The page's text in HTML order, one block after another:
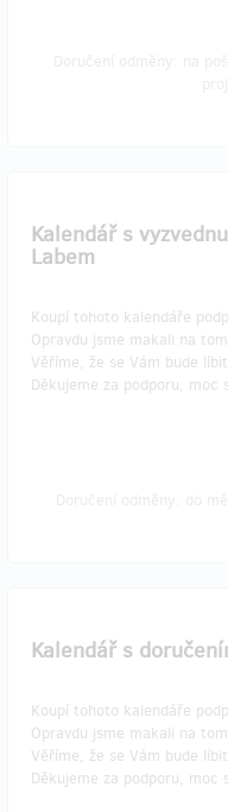
Kalendář s
Labem
Koupí tohoto kalendáře
Opravdu jsme makali na
Věříme, že se Vám bude
Děkujeme za podporu, moc
Kalendář s
Koupí tohoto kalendáře
Opravdu jsme makali na
Věříme, že se Vám bude
Děkujeme za podporu, moc